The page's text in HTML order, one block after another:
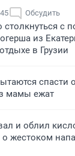
Обсудить
с
из
в Грузии
спасти
мамы ежат
и облил
о жестоком